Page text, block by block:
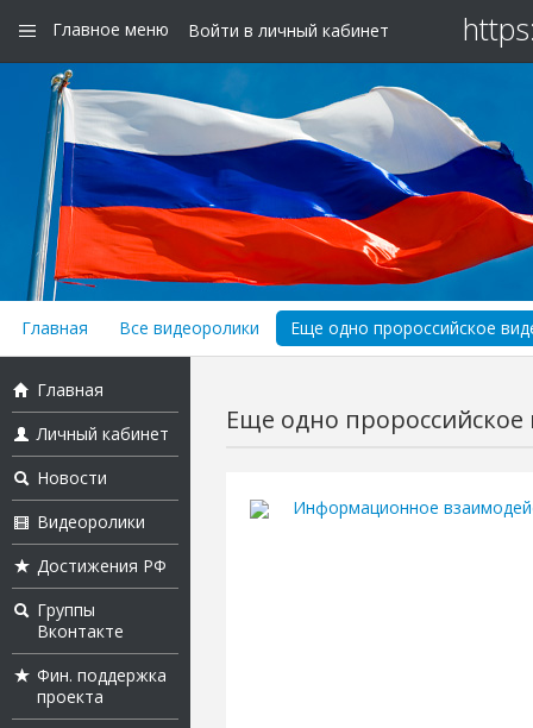
Главное меню Войти в личный кабинет
Главная Все видеоролики Еще одно пророссийское
Главная
Личный кабинет
Новости
Видеоролики
Достижения РФ
Группы
Вконтакте
Фин. поддержка
проекта
Еще одно пророссийское
Информационное